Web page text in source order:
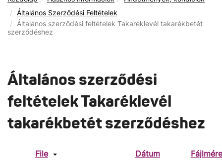
Általános Szerződési Feltételek
Általános szerződési feltételek Takaréklevél takarékbetét
szerződéshez
Általános szerződési
feltételek Takaréklevél
takarékbetét szerződéshez
File Dátum